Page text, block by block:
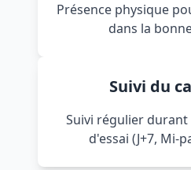
Présence physique
dans la
Suivi du
Suivi régulier
d'essai (J+7, Mi-